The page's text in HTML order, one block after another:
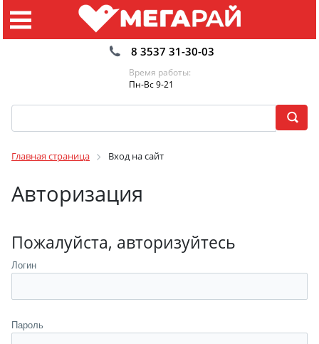
8 3537 31-30-03
Время работы:
Пн-Вс 9-21
Главная страница Вход на сайт
Авторизация
Пожалуйста, авторизуйтесь
Логин
Пароль